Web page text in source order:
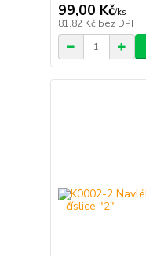
99,00 Kč/ks
81,82 Kč bez DPH